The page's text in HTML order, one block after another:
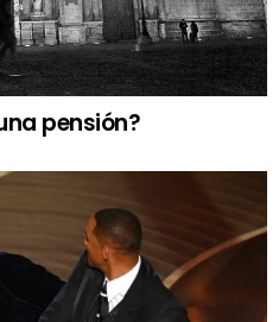
pensión?